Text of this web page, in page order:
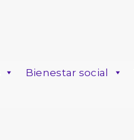
Bienestar social